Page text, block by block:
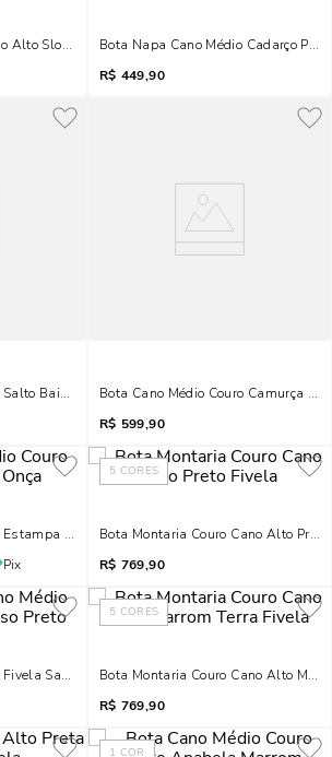
Alto Slouch PretoBota Napa Cano Médio Cadarço Preto
R$ 449,90
Baixo Marrom Terracota
Bota Cano Médio Couro Camurça
R$ 599,90
Estampa Pelo Onça
Pix
5 CORES
Bota Montaria Couro Cano Alto
R$ 769,90
Salto Grosso Preto
5 CORES
Bota Montaria Couro Cano Alto
R$ 769,90
1 COR